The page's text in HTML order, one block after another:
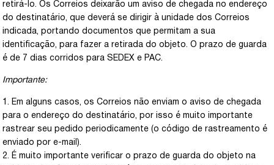
retirá-lo. Os Correios deixarão um aviso de chegada no endereço
do destinatário, que deverá se dirigir à unidade dos Correios
indicada, portando documentos que permitam a sua
identificação, para fazer a retirada do objeto. O prazo de guarda
é de 7 dias corridos para SEDEX e PAC.
Importante:
1. Em alguns casos, os Correios não enviam o aviso de chegada
para o endereço do destinatário, por isso é muito importante
rastrear seu pedido periodicamente (o código de rastreamento é
enviado por e-mail).
2. É muito importante verificar o prazo de guarda do objeto na